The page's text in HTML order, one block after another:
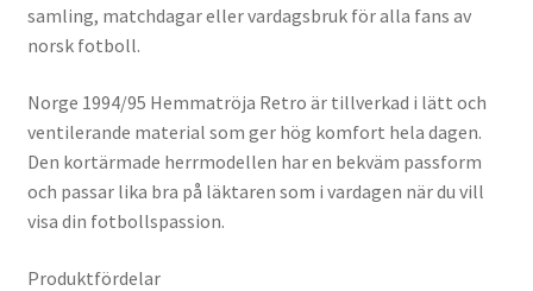
samling, matchdagar eller vardagsbruk för alla fans av
norsk fotboll.
Norge 1994/95 Hemmatröja Retro är tillverkad i lätt och
ventilerande material som ger hög komfort hela dagen.
Den kortärmade herrmodellen har en bekväm passform
och passar lika bra på läktaren som i vardagen när du vill
visa din fotbollspassion.
Produktfördelar